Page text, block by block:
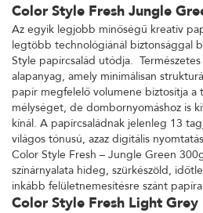
Color Style Fresh Jungle
Az egyik legjobb minőségű kreatív
legtöbb technológiánál biztonsággal
Style papírcsalád utódja.
alapanyag, amely minimálisan
papír megfelelő volumene biztosítja
mélységet, de dombornyomáshoz is
kínál. A papírcsaládnak jelenleg 13
világos tónusú, azaz digitális
Color Style Fresh – Jungle Green
színárnyalata hideg, szürkészöld,
inkább felületnemesítésre szánt
Color Style Fresh Light Grey